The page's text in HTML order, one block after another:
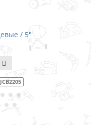
Кусачки TOPTUL
В закладки
В наличии Модель